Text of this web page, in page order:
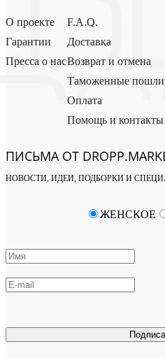
О проекте
Гарантии
Пресса о нас
F.A.Q.
Доставка
Возврат и отмена
Таможенные
Оплата
Помощь и контакты
ПИСЬМА ОТ
НОВОСТИ, ИДЕИ, ПОДБОРКИ И
ЖЕНСКОЕ